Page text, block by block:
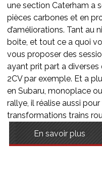
une section Caterham a
pièces carbones et en
d’améliorations. Tant au
boite, et tout ce a quoi
vous proposer des
ayant prit part a
2CV par exemple. Et a
en Subaru, monoplace
rallye, il réalise aussi
transformations trains
En savoir plus